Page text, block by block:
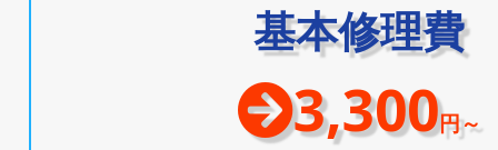
基本修理費
3,300円～